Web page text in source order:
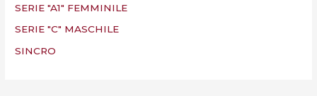
SERIE "A1" FEMMINILE
SERIE "C" MASCHILE
SINCRO